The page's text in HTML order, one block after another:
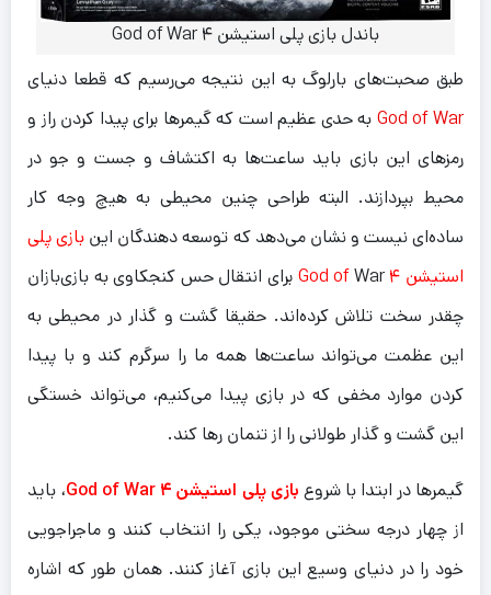
باندل بازی پلی استیشن ۴ God of War
طبق صحبت‌های بارلوگ به این نتیجه می‌رسیم که قطعا دنیای
God of War به حدی عظیم است که گیمرها برای پیدا کردن راز و
رمزهای این بازی باید ساعت‌ها به اکتشاف و جست و جو در
محیط بپردازند. البته طراحی چنین محیطی به هیچ وجه کار
ساده‌ای نیست و نشان می‌دهد که توسعه دهندگان این بازی پلی
استیشن ۴ God of
War برای انتقال حس کنجکاوی به بازی‌بازان
چقدر سخت تلاش کرده‌اند. حقیقا گشت و گذار در محیطی به
این عظمت می‌تواند ساعت‌ها همه ما را سرگرم کند و با پیدا
کردن موارد مخفی که در بازی پیدا می‌کنیم، می‌تواند خستگی
این گشت و گذار طولانی را از تنمان رها کند.
گیمرها در ابتدا با شروع بازی پلی استیشن ۴ God of War
، باید
از چهار درجه سختی موجود، یکی را انتخاب کنند و ماجراجویی
خود را در دنیای وسیع این بازی آغاز کنند. همان طور که اشاره